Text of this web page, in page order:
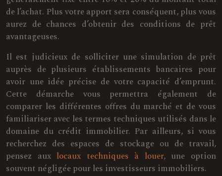
de l’achat. Plus votre apport sera conséquent, plus vous
aurez de chances d’obtenir des conditions de prêt
avantageuses.
Il est judicieux de solliciter une simulation de prêt
auprès de plusieurs établissements bancaires pour
avoir une idée précise de votre capacité d’emprunt.
Cette démarche vous permettra également de
comparer les différentes offres du marché et de vous
familiariser avec les termes techniques utilisés dans le
domaine du crédit immobilier. Par ailleurs, si vous
recherchez des espaces de stockage ou de travail,
pensez aux locaux techniques à louer, une option
souvent négligée pour les investisseurs immobiliers.